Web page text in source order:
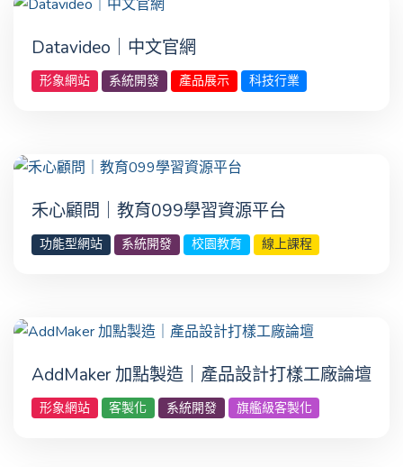
Datavideo｜中文官網
形象網站 系統開發 產品展示 科技行業
禾心顧問｜教育099學習資源平台
功能型網站 系統開發 校園教育 線上課程
AddMaker 加點製造｜產品設計打樣工廠論壇
形象網站 客製化 系統開發 旗艦級客製化